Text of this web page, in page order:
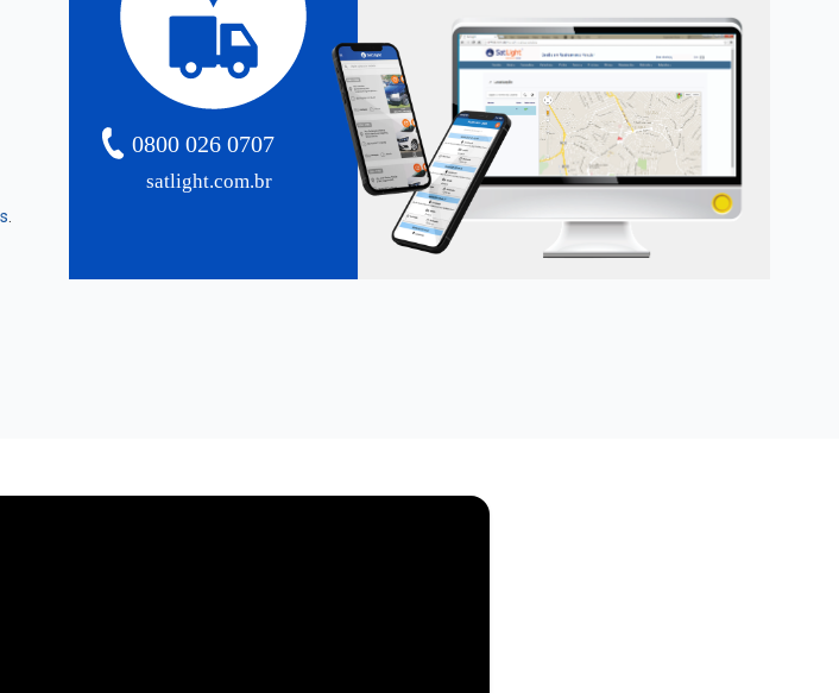
satlight.com.br
0800 026 0707